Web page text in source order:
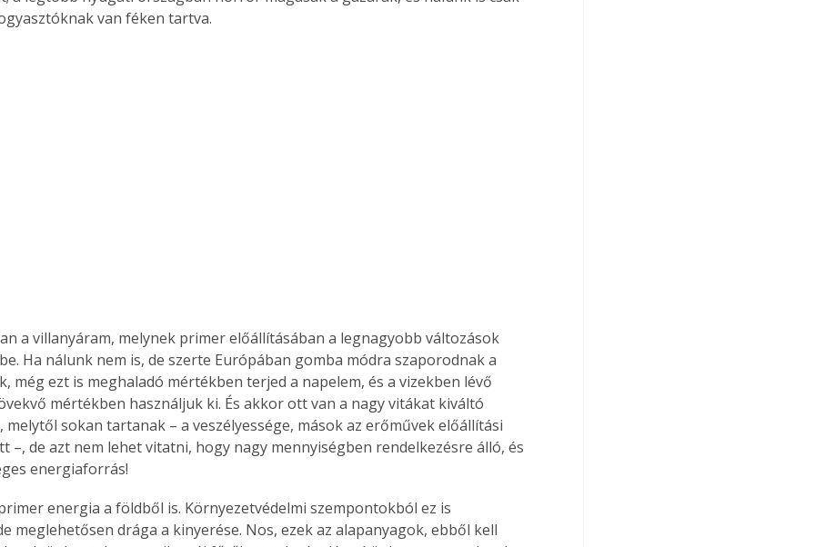
van féken tartva.
a villanyáram, melynek primer előállításában a legnagyobb változások
Ha nálunk nem is, de szerte Európában gomba módra szaporodnak a
még ezt is meghaladó mértékben terjed a napelem, és a vizekben lévő
mértékben használjuk ki. És akkor ott van a nagy vitákat kiváltó
melytől sokan tartanak – a veszélyessége, mások az erőművek előállítási
–, de azt nem lehet vitatni, hogy nagy mennyiségben rendelkezésre álló, és
energiaforrás!
energia a földből is. Környezetvédelmi szempontokból ez is
meglehetősen drága a kinyerése. Nos, ezek az alapanyagok, ebből kell